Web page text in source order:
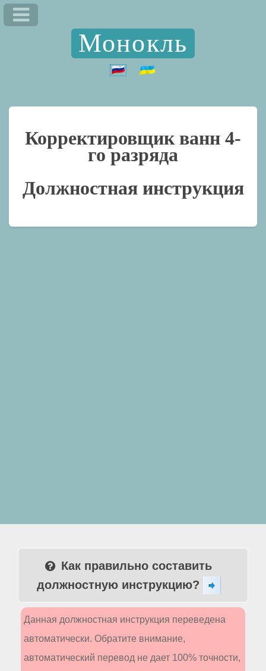
Монокль
Корректировщик ванн 4-
го разряда
Должностная инструкция
Как правильно составить
должностную инструкцию?
Данная должностная инструкция переведена
автоматически. Обратите внимание,
автоматический перевод не дает 100% точности,